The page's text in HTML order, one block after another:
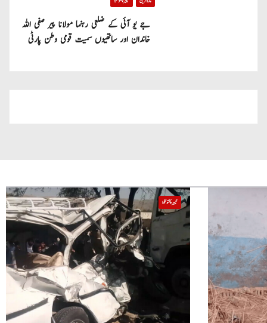
جے یو آئی کے ضلعی رہنما مولانا پیر صفی اللہ
خاندان اور ساتھیوں سمیت قومی وطن پارٹی
خیبر پختونخوا